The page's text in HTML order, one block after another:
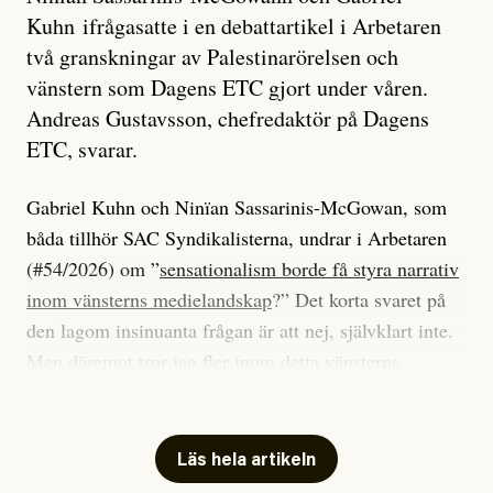
Kuhn ifrågasatte i en debattartikel i Arbetaren
två granskningar av Palestinarörelsen och
vänstern som Dagens ETC gjort under våren.
Andreas Gustavsson, chefredaktör på Dagens
ETC, svarar.
Gabriel Kuhn och Ninïan Sassarinis-McGowan, som
båda tillhör SAC Syndikalisterna, undrar i Arbetaren
(#54/2026) om ”sensationalism borde få styra narrativ
inom vänsterns medielandskap?” Det korta svaret på
den lagom insinuanta frågan är att nej, självklart inte.
Men däremot tror jag fler inom detta vänsterns
journalistik som vänder sig till många snarare än att
jaga inbördes beundran. Det har i alla fall fungerat för
Läs hela artikeln